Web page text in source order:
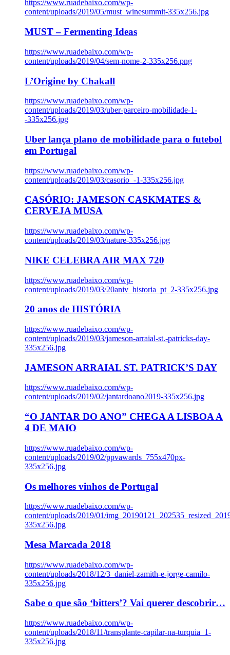
https://www.ruadebaixo.com/wp-
content/uploads/2019/05/must_winesummit-335x256.jpg
MUST – Fermenting Ideas
https://www.ruadebaixo.com/wp-
content/uploads/2019/04/sem-nome-2-335x256.png
L’Origine by Chakall
https://www.ruadebaixo.com/wp-
content/uploads/2019/03/uber-parceiro-mobilidade-1-
-335x256.jpg
Uber lança plano de mobilidade para o futebol
em Portugal
https://www.ruadebaixo.com/wp-
content/uploads/2019/03/casorio_-1-335x256.jpg
CASÓRIO: JAMESON CASKMATES &
CERVEJA MUSA
https://www.ruadebaixo.com/wp-
content/uploads/2019/03/nature-335x256.jpg
NIKE CELEBRA AIR MAX 720
https://www.ruadebaixo.com/wp-
content/uploads/2019/03/20aniv_historia_pt_2-335x256.jpg
20 anos de HISTÓRIA
https://www.ruadebaixo.com/wp-
content/uploads/2019/03/jameson-arraial-st.-patricks-day-
335x256.jpg
JAMESON ARRAIAL ST. PATRICK’S DAY
https://www.ruadebaixo.com/wp-
content/uploads/2019/02/jantardoano2019-335x256.jpg
“O JANTAR DO ANO” CHEGA A LISBOA A
4 DE MAIO
https://www.ruadebaixo.com/wp-
content/uploads/2019/02/ppvawards_755x470px-
335x256.jpg
Os melhores vinhos de Portugal
https://www.ruadebaixo.com/wp-
content/uploads/2019/01/
335x256.jpg
Mesa Marcada 2018
https://www.ruadebaixo.com/wp-
content/uploads/2018/12/3_daniel-zamith-e-jorge-camilo-
335x256.jpg
Sabe o que são ‘bitters’? Vai querer descobrir…
https://www.ruadebaixo.com/wp-
content/uploads/2018/11/transplante-capilar-na-turquia_1-
335x256.jpg